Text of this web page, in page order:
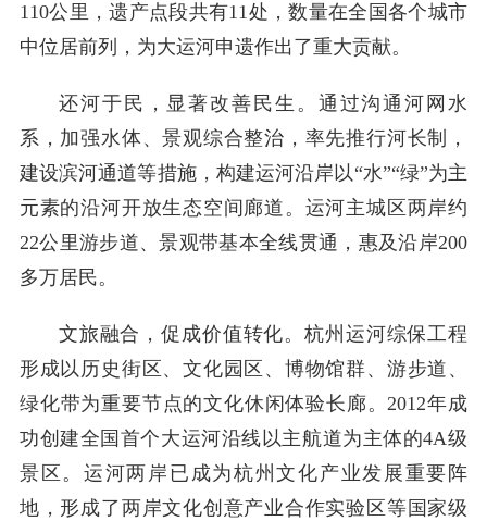
110公里，遗产点段共有11处，数量在全国各个城市
中位居前列，为大运河申遗作出了重大贡献。
还河于民，显著改善民生。通过沟通河网水
系，加强水体、景观综合整治，率先推行河长制，
建设滨河通道等措施，构建运河沿岸以“水”“绿”为主
元素的沿河开放生态空间廊道。运河主城区两岸约
22公里游步道、景观带基本全线贯通，惠及沿岸200
多万居民。
文旅融合，促成价值转化。杭州运河综保工程
形成以历史街区、文化园区、博物馆群、游步道、
绿化带为重要节点的文化休闲体验长廊。2012年成
功创建全国首个大运河沿线以主航道为主体的4A级
景区。运河两岸已成为杭州文化产业发展重要阵
地，形成了两岸文化创意产业合作实验区等国家级